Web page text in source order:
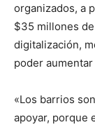
organizados, a
$35 millones
digitalización,
poder
«Los barrios
apoyar, porque